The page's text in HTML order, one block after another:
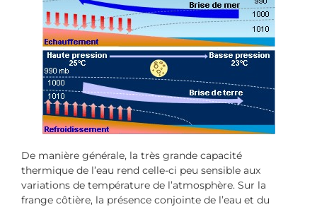
De manière générale, la très grande capacité
thermique de l’eau rend celle-ci peu sensible aux
variations de température de l’atmosphère. Sur la
frange côtière, la présence conjointe de l’eau et du